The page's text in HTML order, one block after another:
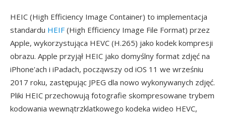
HEIC (High Efficiency Image Container) to implementacja
standardu HEIF (High Efficiency Image File Format) przez
Apple, wykorzystująca HEVC (H.265) jako kodek kompresji
obrazu. Apple przyjął HEIC jako domyślny format zdjęć na
iPhone'ach i iPadach, począwszy od iOS 11 we wrześniu
2017 roku, zastępując JPEG dla nowo wykonywanych zdjęć.
Pliki HEIC przechowują fotografie skompresowane trybem
kodowania wewnątrzklatkowego kodeka wideo HEVC,